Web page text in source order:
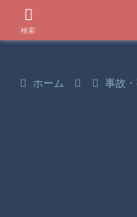
ホーム 事故
検索